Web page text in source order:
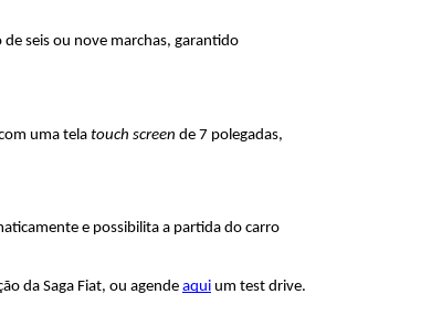
seis ou nove marchas, garantido
uma tela touch screen de 7 polegadas,
e possibilita a partida do carro
da Saga Fiat, ou agende aqui um test drive.